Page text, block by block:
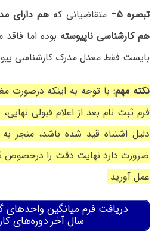
تبصره ۵ – متقاضیانی کههم دارای
هم کارشناسی ناپیوسته بوده اما
بایست فقط معدل مدرک کارشناسی
نکته مهم: با توجه به اینکه درصورت
فرم ثبت نام بعد از اعلام قبولی
دلیل اشتباه قید شده باشد، منجر
ضرورت دارد نهایت دقت را درخصوص
عمل آورید.
دریافت فرم میانگین واحدهای
سال آخر دوره‌های